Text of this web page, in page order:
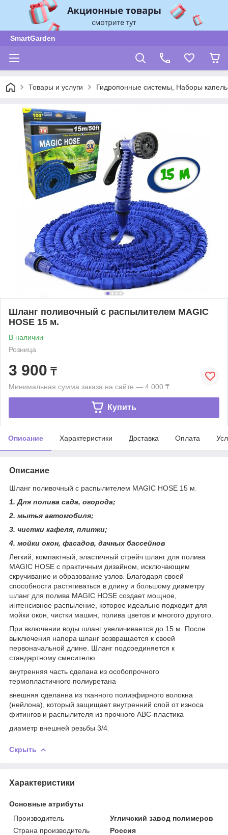
SmartGarden
Товары и услуги Гидропонные системы, Наборы
Шланг поливочный с распылителем MAGIC
HOSE 15 м.
В наличии
Розница
3 900 ₸
Минимальная сумма заказа на сайте — 4 000 ₸
Купить
Описание Характеристики Доставка Оплата
Описание
Шланг поливочный с распылителем MAGIC HOSE 15 м
1. Для полива сада, огорода;
2. мытья автомобиля;
3. чистки кафеля, плитки;
4. мойки окон, фасадов, дачных бассейнов
Легкий, компактный, эластичный стрейч шланг для полива
MAGIC HOSE с практичным дизайном, исключающим
скручивание и образование узлов Благодаря своей
способности растягиваться в длину и большому диаметру
шланг для полива MAGIC HOSE создает мощное,
интенсивное распыление, которое идеально подходит для
мойки окон, чистки машин, полива цветов и многого другого.
При включении воды шланг увеличивается до 15 м
После
выключения напора шланг возвращается к своей
первоначальной длине. Шланг подсоединяется к
стандартному смесителю.
внутренняя часть сделана из особопрочного
термопластичного полиуретана
внешняя сделанна из тканного полиэфирного волокна
(нейлона), который защищает внутренний слой от износа
фитингов и распылителя из прочного АВС-пластика
диаметр внешней резьбы 3/4
Скрыть
Характеристики
Основные атрибуты
Производитель
Угличский завод полимеров
Страна производитель
Россия